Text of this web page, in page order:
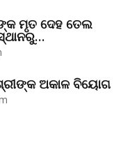
ମୃତ ଦେହ ତେଲ
ଅକାଳ ବିୟୋଗ